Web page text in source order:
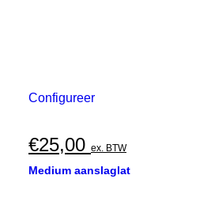
Configureer
€25,00 ex. BTW
Medium aanslaglat